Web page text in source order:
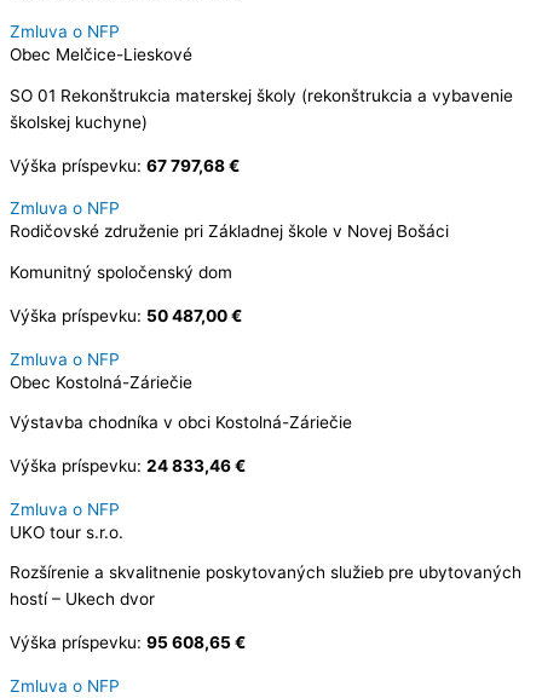
Zmluva o NFP
Obec Melčice-Lieskové
SO 01 Rekonštrukcia materskej školy (rekonštrukcia a vybavenie
školskej kuchyne)
Výška príspevku: 67 797,68 €
Zmluva o NFP
Rodičovské združenie pri Základnej škole v Novej Bošáci
Komunitný spoločenský dom
Výška príspevku: 50 487,00 €
Zmluva o NFP
Obec Kostolná-Záriečie
Výstavba chodníka v obci Kostolná-Záriečie
Výška príspevku: 24 833,46 €
Zmluva o NFP
UKO tour s.r.o.
Rozšírenie a skvalitnenie poskytovaných služieb pre ubytovaných
hostí – Ukech dvor
Výška príspevku: 95 608,65 €
Zmluva o NFP